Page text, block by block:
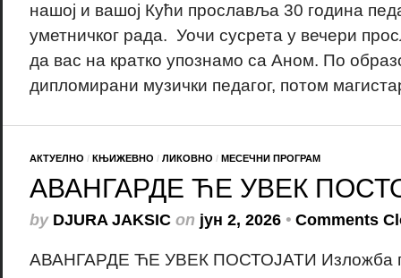
нашој и вашој Кући прославља 30 година
уметничког рада. Уочи сусрета у вечери
да вас на кратко упознамо са Аном. По
дипломирани музички педагог, потом
АКТУЕЛНО / КЊИЖЕВНО / ЛИКОВНО / МЕСЕЧНИ ПРОГРАМ
АВАНГАРДЕ ЋЕ УВЕК
by DJURA JAKSICon јун 2, 2026 • Comments
АВАНГАРДЕ ЋЕ УВЕК ПОСТОЈАТИ Изложба